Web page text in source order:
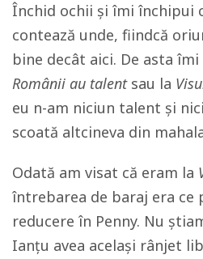
Închid ochii și îmi închipui
contează unde, fiindcă
bine decât aici. De asta
Românii au talentsau la
eu n-am niciun talent și
scoată altcineva din
Odată am visat că eram la
întrebarea de baraj era ce
reducere în Penny. Nu
Ianțu avea același rânjet